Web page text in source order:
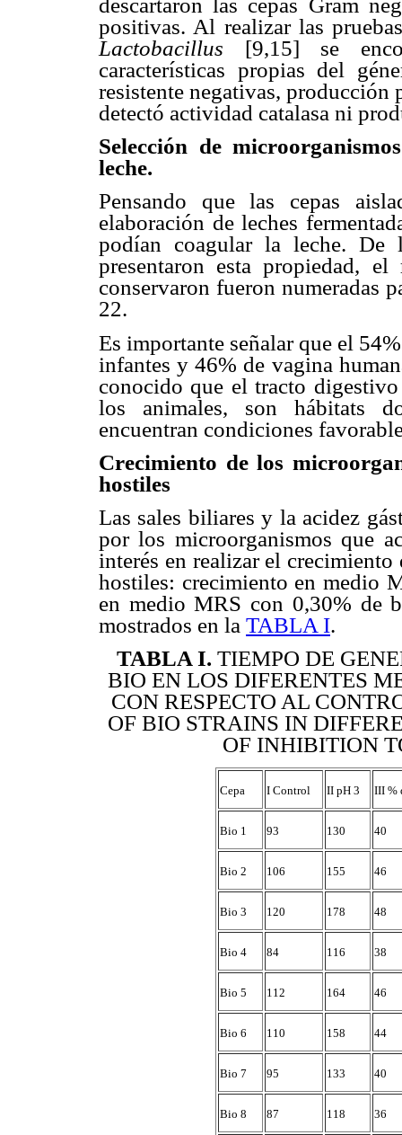
descartaron las cepas Gram
positivas. Al realizar las
Lactobacillus [9,15] se
características propias del
resistente negativas, producción
detectó actividad catalasa ni
Selección de
leche.
Pensando que las cepas
elaboración de leches
podían coagular la leche. De
presentaron esta propiedad,
conservaron fueron numeradas
22.
Es importante señalar que el
infantes y 46% de vagina
conocido que el tracto
los animales, son hábitats
encuentran condiciones
Crecimiento de los
hostiles
Las sales biliares y la acidez
por los microorganismos que
interés en realizar el crecimiento
hostiles: crecimiento en medio
en medio MRS con 0,30% de
mostrados en la TABLA I.
TABLA I. TIEMPO DE
BIO EN LOS DIFERENTES
CON RESPECTO AL
OF BIO STRAINS IN
OF INHIBITION
Cepa I Control II pH 3 III %
Bio 1 93 130 40
Bio 2 106 155 46
Bio 3 120 178 48
Bio 4 84 116 38
Bio 5 112 164 46
Bio 6 110 158 44
Bio 7 95 133 40
Bio 8 87 118 36